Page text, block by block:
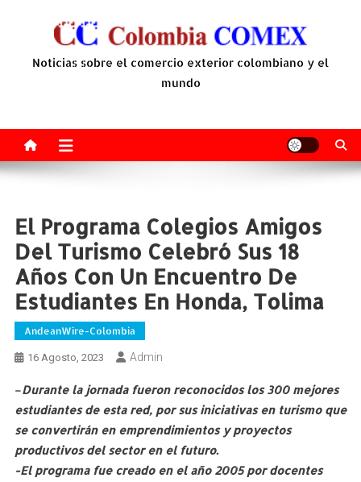
Noticias sobre el comercio exterior colombiano y el
mundo
El Programa Colegios Amigos
Del Turismo Celebró Sus 18
Años Con Un Encuentro De
Estudiantes En Honda, Tolima
AndeanWire-Colombia
16 Agosto, 2023 Admin
–Durante la jornada fueron reconocidos los 300 mejores
estudiantes de esta red, por sus iniciativas en turismo que
se convertirán en emprendimientos y proyectos
productivos del sector en el futuro.
-El programa fue creado en el año 2005 por docentes